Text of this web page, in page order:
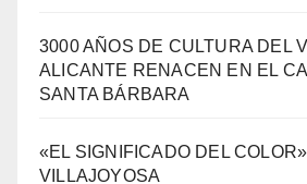
3000 AÑOS DE CULTURA DEL
ALICANTE RENACEN EN EL
SANTA BÁRBARA
«EL SIGNIFICADO DEL
VILLAJOYOSA